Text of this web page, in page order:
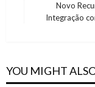
artigos
Next
Novo
Integração
YOU MIGHT